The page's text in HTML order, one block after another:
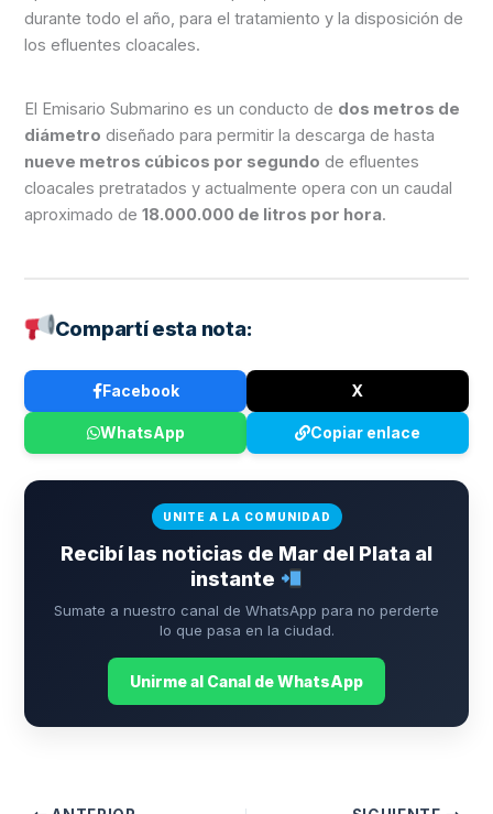
durante todo el año, para el tratamiento y la disposición de
los efluentes cloacales.
El Emisario Submarino es un conducto de dos metros de
diámetro diseñado para permitir la descarga de hasta
nueve metros cúbicos por segundo de efluentes
cloacales pretratados y actualmente opera con un caudal
aproximado de18.000.000 de litros por hora.
Compartí esta nota:
Facebook X
WhatsApp Copiar enlace
UNITE A LA COMUNIDAD
Recibí las noticias de Mar del Plata al
instante
Sumate a nuestro canal de WhatsApp para no perderte
lo que pasa en la ciudad.
Unirme al Canal de WhatsApp